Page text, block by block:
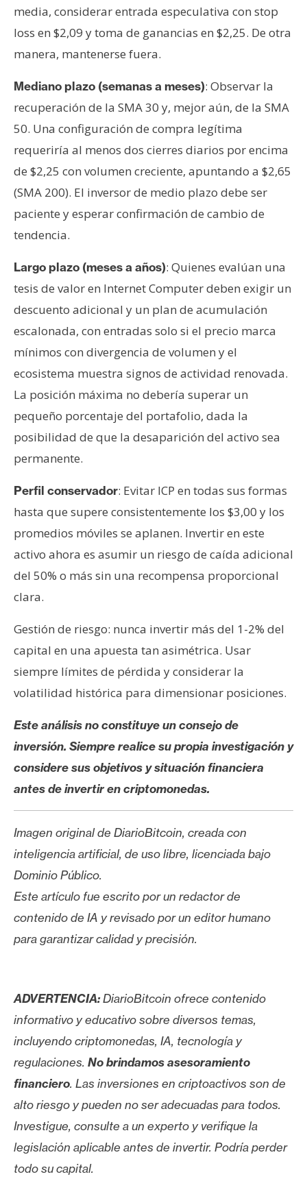
media, considerar entrada especulativa con stop
loss en $2,09 y toma de ganancias en $2,25. De otra
manera, mantenerse fuera.
Mediano plazo (semanas a meses): Observar la
recuperación de la SMA 30 y, mejor aún, de la SMA
50. Una configuración de compra legítima
requeriría al menos dos cierres diarios por encima
de $2,25 con volumen creciente, apuntando a $2,65
(SMA 200). El inversor de medio plazo debe ser
paciente y esperar confirmación de cambio de
tendencia.
Largo plazo (meses a años): Quienes evalúan una
tesis de valor en Internet Computer deben exigir un
descuento adicional y un plan de acumulación
escalonada, con entradas solo si el precio marca
mínimos con divergencia de volumen y el
ecosistema muestra signos de actividad renovada.
La posición máxima no debería superar un
pequeño porcentaje del portafolio, dada la
posibilidad de que la desaparición del activo sea
permanente.
Perfil conservador: Evitar ICP en todas sus formas
hasta que supere consistentemente los $3,00 y los
promedios móviles se aplanen. Invertir en este
activo ahora es asumir un riesgo de caída adicional
del 50% o más sin una recompensa proporcional
clara.
Gestión de riesgo: nunca invertir más del 1-2% del
capital en una apuesta tan asimétrica. Usar
siempre límites de pérdida y considerar la
volatilidad histórica para dimensionar posiciones.
Este análisis no constituye un consejo de
inversión. Siempre realice su propia investigación y
considere sus objetivos y situación financiera
antes de invertir en criptomonedas.
Imagen original de DiarioBitcoin, creada con
inteligencia artificial, de uso libre, licenciada bajo
Dominio Público.
Este artículo fue escrito por un redactor de
contenido de IA y revisado por un editor humano
para garantizar calidad y precisión.
ADVERTENCIA:DiarioBitcoin ofrece contenido
informativo y educativo sobre diversos temas,
incluyendo criptomonedas, IA, tecnología y
regulaciones. No brindamos asesoramiento
financiero. Las inversiones en criptoactivos son de
alto riesgo y pueden no ser adecuadas para todos.
Investigue, consulte a un experto y verifique la
legislación aplicable antes de invertir. Podría perder
todo su capital.